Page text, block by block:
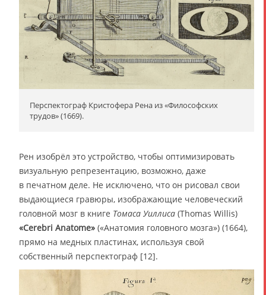
Перспектограф Кристофера Рена из «Философских
трудов» (1669).
Рен изобрёл это устройство, чтобы оптимизировать
визуальную репрезентацию, возможно, даже
в печатном деле. Не исключено, что он рисовал свои
выдающиеся гравюры, изображающие человеческий
головной мозг в книге Томаса Уиллиса (Thomas Willis)
«Cerebri Anatome» («Анатомия головного мозга») (1664),
прямо на медных пластинах, используя свой
собственный перспектограф [12].